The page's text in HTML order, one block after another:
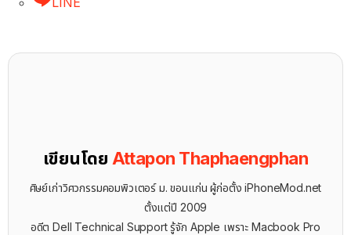
เขียนโดย Attapon Thaphaengphan
ศิษย์เก่าวิศวกรรมคอมพิวเตอร์ ม. ขอนแก่น ผู้ก่อตั้ง iPhoneMod.net
ตั้งแต่ปี 2009
อดีต Dell Technical Support รู้จัก ​Apple เพราะ Macbook Pro